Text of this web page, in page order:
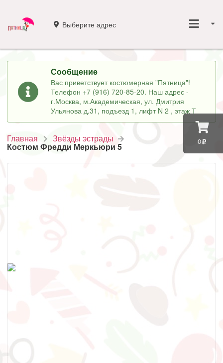
0
Выберите адрес
Сообщение
Вас приветствует костюмерная "Пятница"!
Телефон +7 (916) 720-85-20. Наш адрес -
г.Москва, м.Академическая, ул. Дмитрия
Ульянова д.31, подъезд 1, лифт N 2 , этаж Т
Главная Звёзды эстрады
Костюм Фредди Меркьюри 5